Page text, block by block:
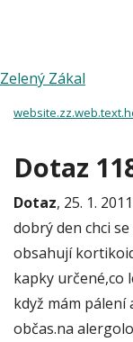
Zelený Zákal
Dotaz
Dotaz, 25. 1. 2011
dobrý den chci se
obsahují
kapky určené,co
když mám pálení
občas.na